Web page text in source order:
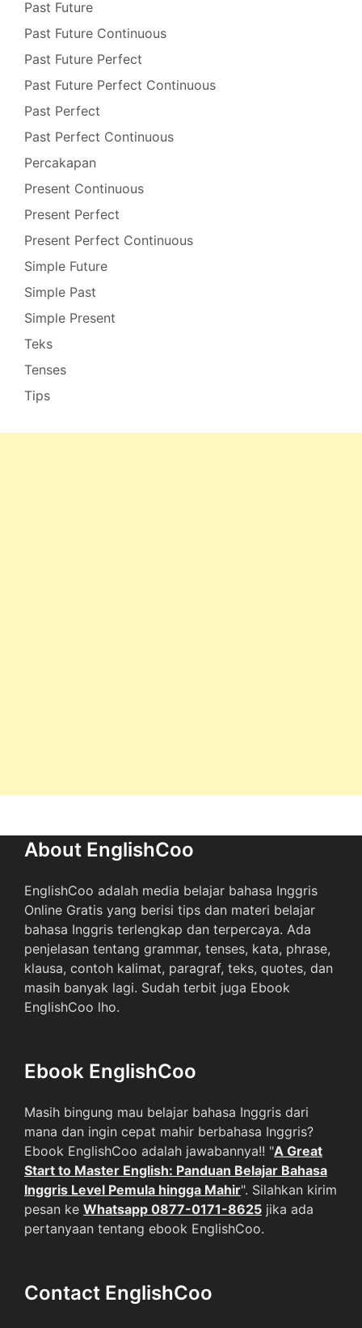
Past Future
Past Future Continuous
Past Future Perfect
Past Future Perfect Continuous
Past Perfect
Past Perfect Continuous
Percakapan
Present Continuous
Present Perfect
Present Perfect Continuous
Simple Future
Simple Past
Simple Present
Teks
Tenses
Tips
About EnglishCoo
EnglishCoo adalah media belajar bahasa Inggris
Online Gratis yang berisi tips dan materi belajar
bahasa Inggris terlengkap dan terpercaya. Ada
penjelasan tentang grammar, tenses, kata, phrase,
klausa, contoh kalimat, paragraf, teks, quotes, dan
masih banyak lagi. Sudah terbit juga Ebook
EnglishCoo lho.
Ebook EnglishCoo
Masih bingung mau belajar bahasa Inggris dari
mana dan ingin cepat mahir berbahasa Inggris?
Ebook EnglishCoo adalah jawabannya!! "A Great
Start to Master English: Panduan Belajar Bahasa
Inggris Level Pemula hingga Mahir". Silahkan kirim
pesan ke Whatsapp 0877-0171-8625 jika ada
pertanyaan tentang ebook EnglishCoo.
Contact EnglishCoo